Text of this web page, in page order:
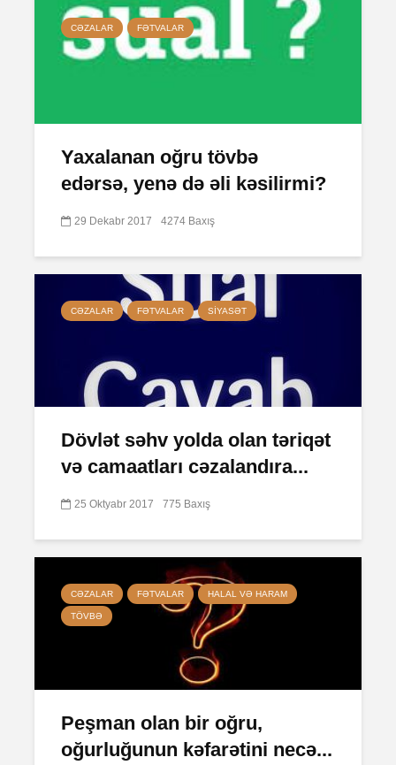
CƏZALAR FƏTVALAR
Yaxalanan oğru tövbə
edərsə, yenə də əli kəsilirmi?
29 Dekabr 2017 4274 Baxış
CƏZALAR FƏTVALAR SIYASƏT
Dövlət səhv yolda olan təriqət
və camaatları cəzalandıra...
25 Oktyabr 2017 775 Baxış
CƏZALAR FƏTVALAR HALAL VƏ HARAM
TÖVBƏ
Peşman olan bir oğru,
oğurluğunun kəfarətini necə...